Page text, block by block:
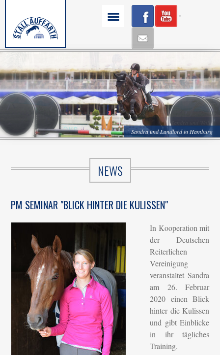
Sandra und Landlord in Hamburg
Sandra und Wolle
bei den Olympischen Spielen in Rio 2016
NEWS
PM SEMINAR "BLICK HINTER DIE KULISSEN"
In Kooperation mit
der Deutschen
Reiterlichen
Vereinigung
veranstaltet Sandra
am 26. Februar
2020 einen Blick
hinter die Kulissen
und gibt Einblicke
in ihr tägliches
Training.